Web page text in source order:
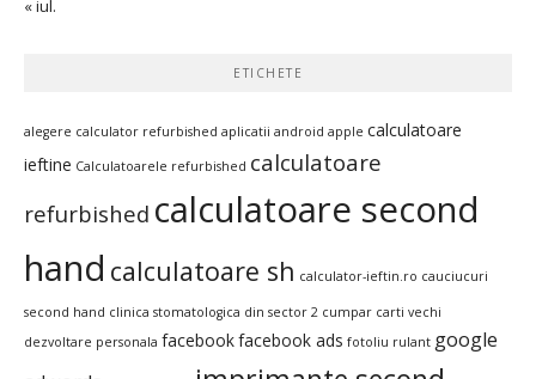
« iul.
ETICHETE
alegere calculator refurbished aplicatii android apple calculatoare
ieftine Calculatoarele refurbished calculatoare
refurbished calculatoare second
hand calculatoare sh calculator-ieftin.ro cauciucuri
second hand clinica stomatologica din sector 2 cumpar carti vechi
dezvoltare personala facebookfacebook ads fotoliu rulant google